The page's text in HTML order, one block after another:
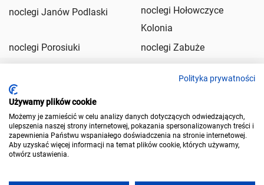
noclegi Janów Podlaski
noclegi Hołowczyce
Kolonia
noclegi Porosiuki
noclegi Zabuże
Nadal szukasz noclegu?
Dodaj ogłoszenie, a obiekty noclegowe z wolnymi miejscami
zgłoszą się do Ciebie!
Dodaj ogłoszenie
Polityka prywatności
Używamy plików cookie
Możemy je zamieścić w celu analizy danych dotyczących odwiedzających,
ulepszenia naszej strony internetowej, pokazania spersonalizowanych treści i
zapewnienia Państwu wspaniałego doświadczenia na stronie internetowej.
Aby uzyskać więcej informacji na temat plików cookie, których używamy,
otwórz ustawienia.